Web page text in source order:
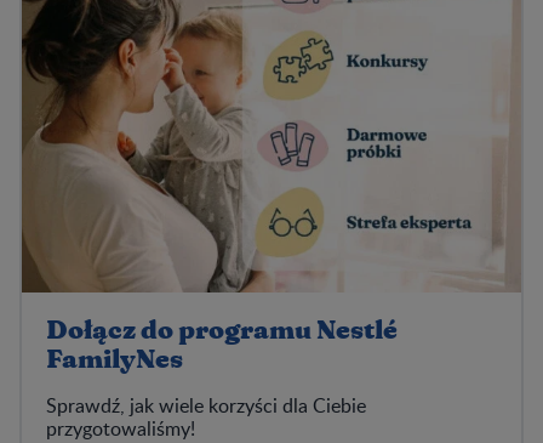
Dołącz do programu Nestlé
FamilyNes
Sprawdź, jak wiele korzyści dla Ciebie
przygotowaliśmy!